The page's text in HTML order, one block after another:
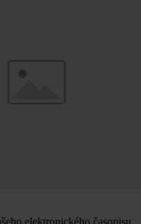
elektronického časopisu